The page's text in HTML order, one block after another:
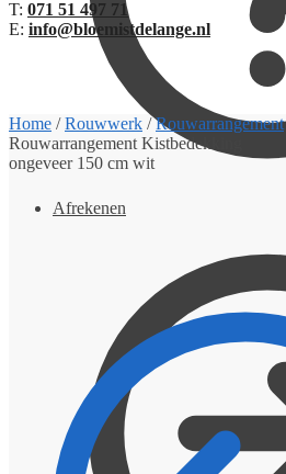
Afrekenen
T: 071 51 497 71
E: info@bloemistdelange.nl
Home /Rouwwerk /Rouwarrangement
Rouwarrangement Kistbedekking
ongeveer 150 cm wit